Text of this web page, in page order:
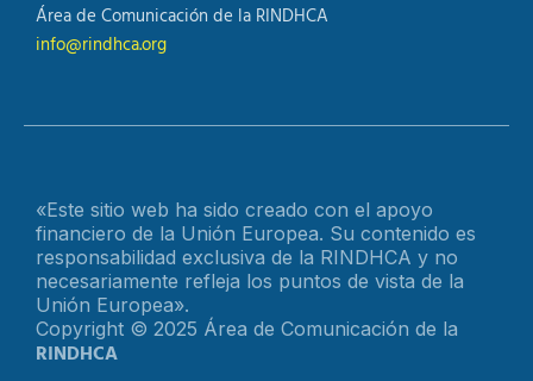
Área de Comunicación de la RINDHCA
info@rindhca.org
«Este sitio web ha sido creado con el apoyo
financiero de la Unión Europea. Su contenido es
responsabilidad exclusiva de la RINDHCA y no
necesariamente refleja los puntos de vista de la
Unión Europea».
Copyright © 2025 Área de Comunicación de la
RINDHCA